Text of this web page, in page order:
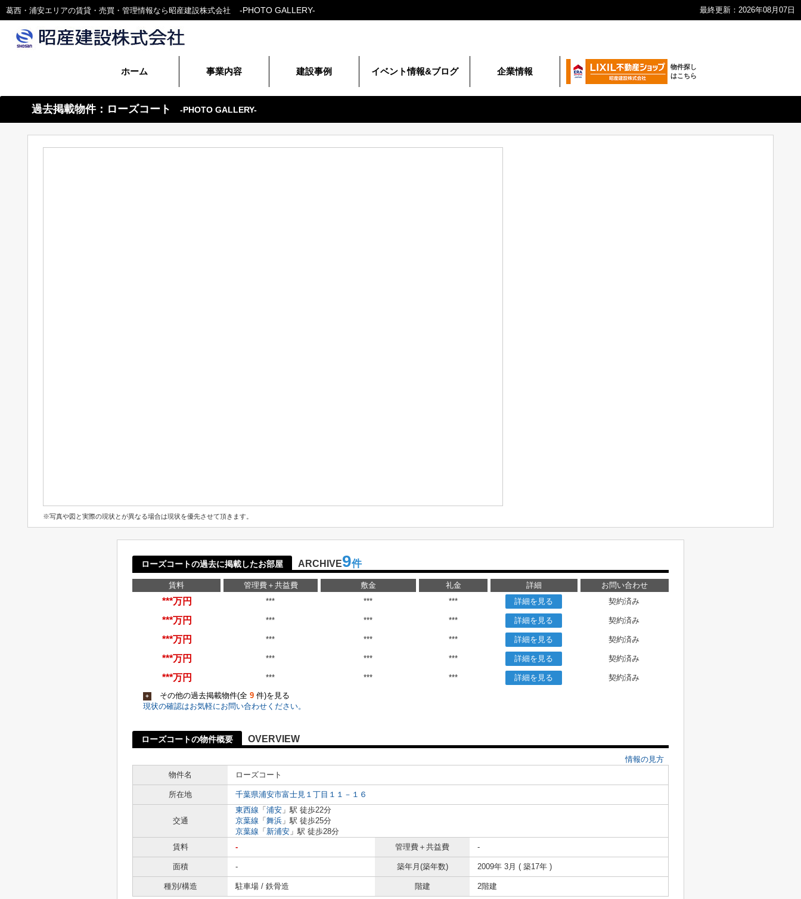
葛西・浦安エリアの賃貸・売買・管理情報なら昭産建設株式会社 最終更新：2026年08月07日
ホーム 事業内容
賃貸管理
建設事業
建設事例 イベント情報&ブログ 企業情報
代表挨拶
会社概要
物件探し
はこちら
過去掲載物件：ローズコート
※写真や図と実際の現状とが異なる場合は現状を優先させて頂きます。
ローズコートの過去に掲載したお部屋 ARCHIVE9件
賃料 管理費＋共益費 敷金 礼金 詳細 お問い合わせ
***万円 *** *** *** 詳細を見る 契約済み
***万円 *** *** *** 詳細を見る 契約済み
***万円 *** *** *** 詳細を見る 契約済み
***万円 *** *** *** 詳細を見る 契約済み
***万円 *** *** *** 詳細を見る 契約済み
+ その他の過去掲載物件(全 9 件)を見る
現状の確認はお気軽にお問い合わせください。
ローズコートの物件概要 OVERVIEW
情報の見方
物件名
ローズコート
所在地 千葉県浦安市富士見１丁目１１－１６
交通
東西線 「浦安 」駅 徒歩22分
京葉線 「舞浜 」駅 徒歩25分
京葉線 「新浦安 」駅 徒歩28分
賃料
- 管理費＋共益費 -
面積 - 築年月(築年数) 2009年 3月 ( 築17年 )
種別/構造 駐車場 / 鉄骨造 階建 2階建